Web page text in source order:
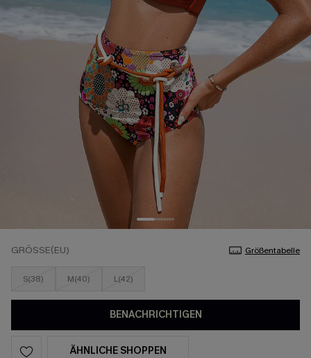
GRÖSSE(EU) Größentabelle
S(38) M(40) L(42)
BENACHRICHTIGEN
ÄHNLICHE SHOPPEN